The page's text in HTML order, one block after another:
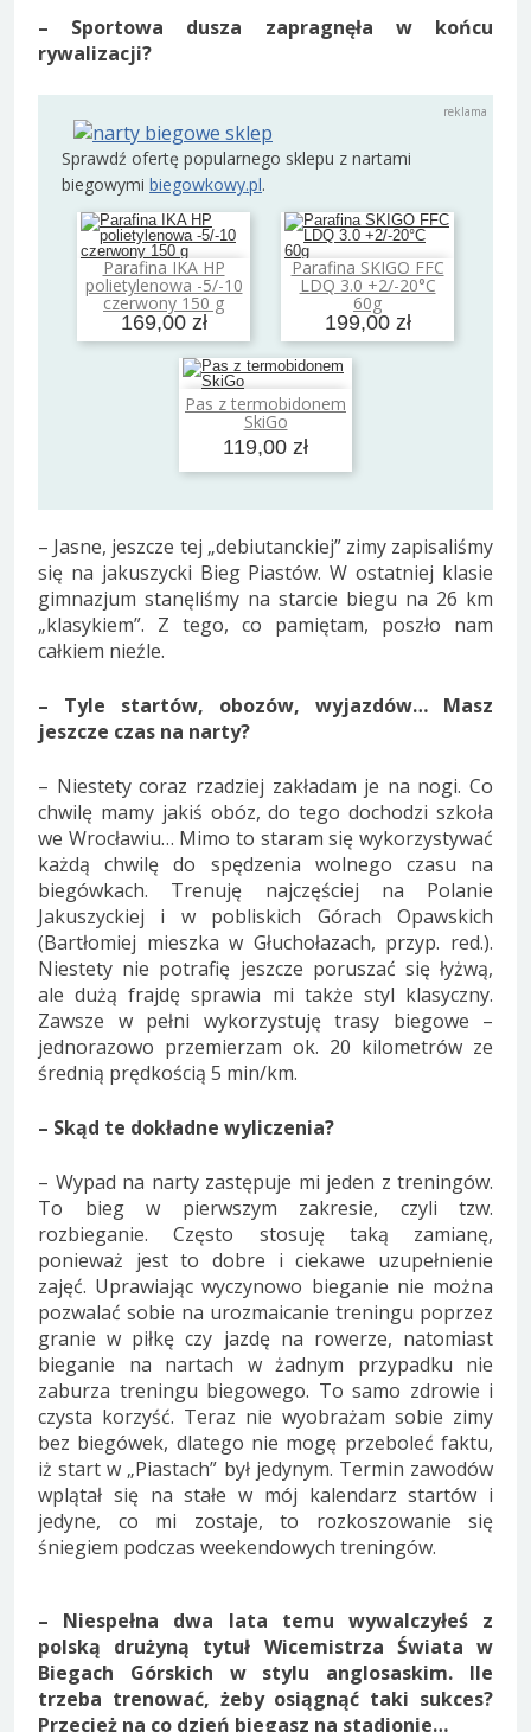
– Sportowa dusza zapragnęła w końcu
rywalizacji?
Sprawdź ofertę popularnego sklepu z nartami
biegowymi biegowkowy.pl.
Parafina IKA HP
polietylenowa -5/-10
czerwony 150 g
169,00 zł
Dodaj do koszyka Parafina SKIGO FFC
LDQ 3.0 +2/-20°C
60g
199,00 zł
Dodaj do koszyka
Pas z termobidonem
SkiGo
119,00 zł
Dodaj do koszyka
– Jasne, jeszcze tej „debiutanckiej” zimy zapisaliśmy
się na jakuszycki Bieg Piastów. W ostatniej klasie
gimnazjum stanęliśmy na starcie biegu na 26 km
„klasykiem”. Z tego, co pamiętam, poszło nam
całkiem nieźle.
– Tyle startów, obozów, wyjazdów… Masz
jeszcze czas na narty?
– Niestety coraz rzadziej zakładam je na nogi. Co
chwilę mamy jakiś obóz, do tego dochodzi szkoła
we Wrocławiu… Mimo to staram się wykorzystywać
każdą chwilę do spędzenia wolnego czasu na
biegówkach. Trenuję najczęściej na Polanie
Jakuszyckiej i w pobliskich Górach Opawskich
(Bartłomiej mieszka w Głuchołazach, przyp. red.).
Niestety nie potrafię jeszcze poruszać się łyżwą,
ale dużą frajdę sprawia mi także styl klasyczny.
Zawsze w pełni wykorzystuję trasy biegowe –
jednorazowo przemierzam ok. 20 kilometrów ze
średnią prędkością 5 min/km.
– Skąd te dokładne wyliczenia?
– Wypad na narty zastępuje mi jeden z treningów.
To bieg w pierwszym zakresie, czyli tzw.
rozbieganie. Często stosuję taką zamianę,
ponieważ jest to dobre i ciekawe uzupełnienie
zajęć. Uprawiając wyczynowo bieganie nie można
pozwalać sobie na urozmaicanie treningu poprzez
granie w piłkę czy jazdę na rowerze, natomiast
bieganie na nartach w żadnym przypadku nie
zaburza treningu biegowego. To samo zdrowie i
czysta korzyść. Teraz nie wyobrażam sobie zimy
bez biegówek, dlatego nie mogę przeboleć faktu,
iż start w „Piastach” był jedynym. Termin zawodów
wplątał się na stałe w mój kalendarz startów i
jedyne, co mi zostaje, to rozkoszowanie się
śniegiem podczas weekendowych treningów.
– Niespełna dwa lata temu wywalczyłeś z
polską drużyną tytuł Wicemistrza Świata w
Biegach Górskich w stylu anglosaskim. Ile
trzeba trenować, żeby osiągnąć taki sukces?
Przecież na co dzień biegasz na stadionie…